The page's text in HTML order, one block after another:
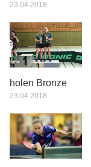
23.04.2018
holen Bronze
23.04.2018